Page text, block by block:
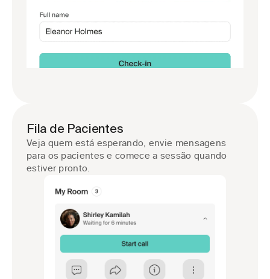
Fila de Pacientes
Veja quem está esperando, envie mensagens
para os pacientes e comece a sessão quando
estiver pronto.